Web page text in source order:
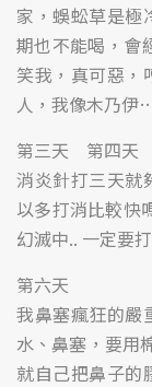
家，蜈蚣草是極
期也不能喝，會
笑我，真可惡，
人，我像木乃伊
第三天 第四天
消炎針打三天就
以多打消比較快
幻滅中.. 一定要
第六天
我鼻塞瘋狂的嚴
水、鼻塞，要用
就自己把鼻子的